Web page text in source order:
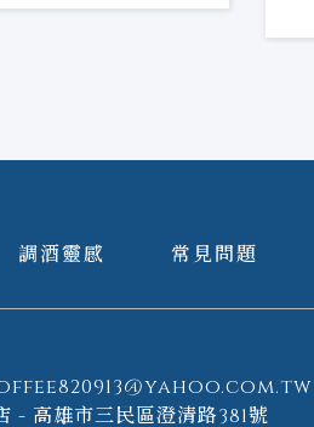
調酒靈感 常見問題
- 高雄市三民區澄清路381號